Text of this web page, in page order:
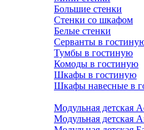
Большие стенки
Стенки со шкафом
Белые стенки
Серванты в
Тумбы в гостиную
Комоды в гостиную
Шкафы в гостиную
Шкафы навесные в
Модульная детская
Модульная детская